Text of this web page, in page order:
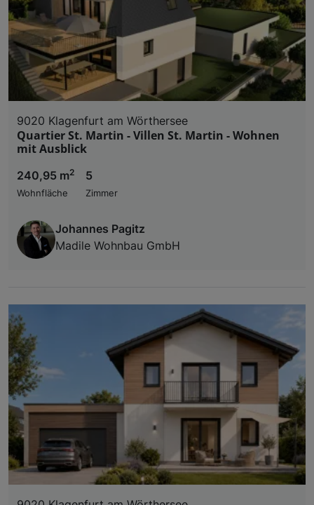
9020 Klagenfurt am Wörthersee
Quartier St. Martin - Villen St. Martin - Wohnen
mit Ausblick
240,95 m2
Wohnfläche
5
Zimmer
Johannes Pagitz
Madile Wohnbau GmbH